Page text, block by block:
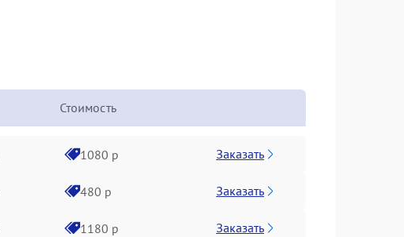
Стоимость
1080 р Заказать
480 р Заказать
1180 р Заказать